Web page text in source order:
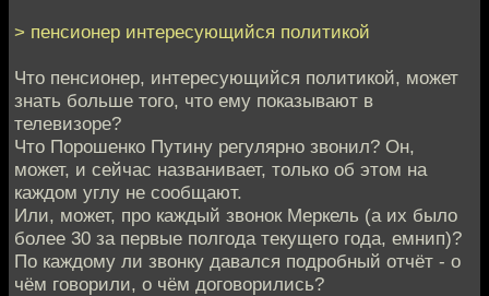
> пенсионер интересующийся политикой
Что пенсионер, интересующийся политикой, может
знать больше того, что ему показывают в
телевизоре?
Что Порошенко Путину регулярно звонил? Он,
может, и сейчас названивает, только об этом на
каждом углу не сообщают.
Или, может, про каждый звонок Меркель (а их было
более 30 за первые полгода текущего года, емнип)?
По каждому ли звонку давался подробный отчёт - о
чём говорили, о чём договорились?